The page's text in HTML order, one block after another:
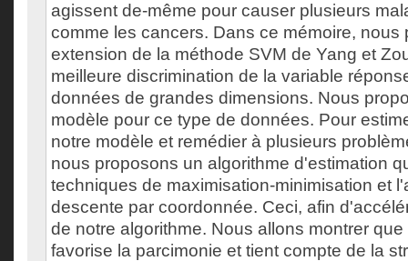
agissent de-même pour causer plusieurs
comme les cancers. Dans ce mémoire, nous
extension de la méthode SVM de Yang et
meilleure discrimination de la variable
données de grandes dimensions. Nous
modèle pour ce type de données. Pour
notre modèle et remédier à plusieurs
nous proposons un algorithme d'estimation
techniques de maximisation-minimisation et
descente par coordonnée. Ceci, afin
de notre algorithme. Nous allons montrer
favorise la parcimonie et tient compte de la